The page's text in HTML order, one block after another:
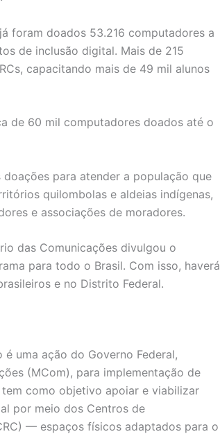
foram doados 53.216 computadores a
de inclusão digital. Mais de 215
capacitando mais de 49 mil alunos
de 60 mil computadores doados até o
para atender a população que
quilombolas e aldeias indígenas,
e associações de moradores.
das Comunicações divulgou o
para todo o Brasil. Com isso, haverá
e no Distrito Federal.
é uma ação do Governo Federal,
(MCom), para implementação de
como objetivo apoiar e viabilizar
por meio dos Centros de
— espaços físicos adaptados para o